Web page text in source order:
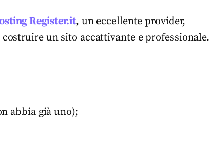
Register.it, un eccellente provider,
un sito accattivante e professionale.
abbia già uno);